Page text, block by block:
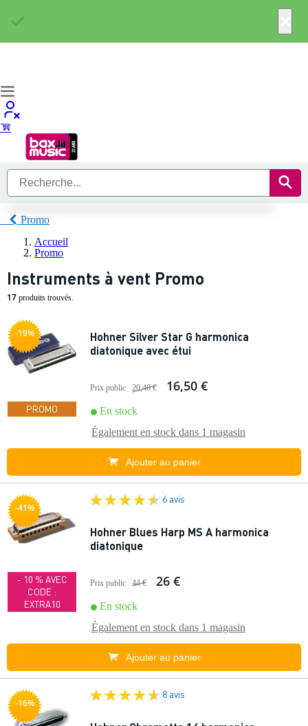
Promo
Accueil
Promo
Instruments à vent Promo
17 produits trouvés.
-19%
PROMO
Hohner Silver Star G harmonica
diatonique avec étui
Prix public 20,40 € 16,50 €
En stock
Également en stock dans 1 magasin
Ajouter au panier
-41%
- 10 % AVEC
CODE :
EXTRA10
6 avis
Hohner Blues Harp MS A harmonica
diatonique
Prix public 44 € 26 €
En stock
Également en stock dans 1 magasin
Ajouter au panier
-16%
8 avis